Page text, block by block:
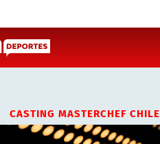
CASTING MASTERCHEF CHILE